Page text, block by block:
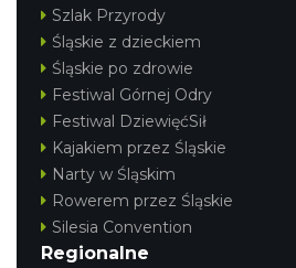
Szlak Przyrody
Śląskie z dzieckiem
Śląskie po zdrowie
Festiwal Górnej Odry
Festiwal DziewięćSił
Kajakiem przez Śląskie
Narty w Śląskim
Rowerem przez Śląskie
Silesia Convention
Regionalne